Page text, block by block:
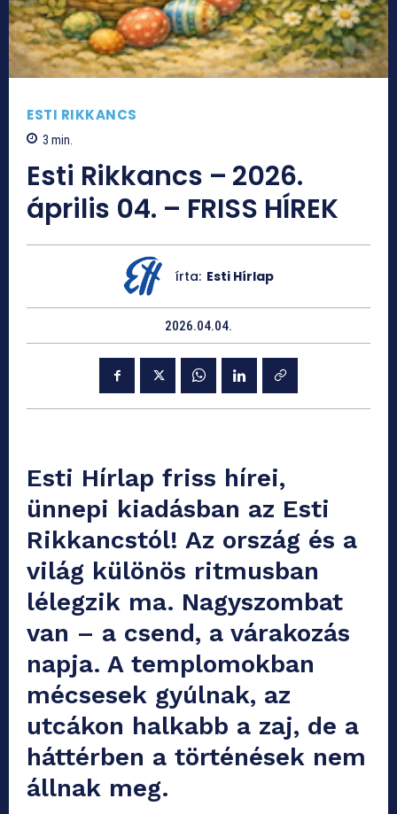
ESTI RIKKANCS
3 min.
Esti Rikkancs – 2026.
április 04. – FRISS HÍREK
írta: Esti Hírlap
2026.04.04.
Esti Hírlap friss hírei,
ünnepi kiadásban az Esti
Rikkancstól! Az ország és a
világ különös ritmusban
lélegzik ma. Nagyszombat
van – a csend, a várakozás
napja. A templomokban
mécsesek gyúlnak, az
utcákon halkabb a zaj, de a
háttérben a történések nem
állnak meg.